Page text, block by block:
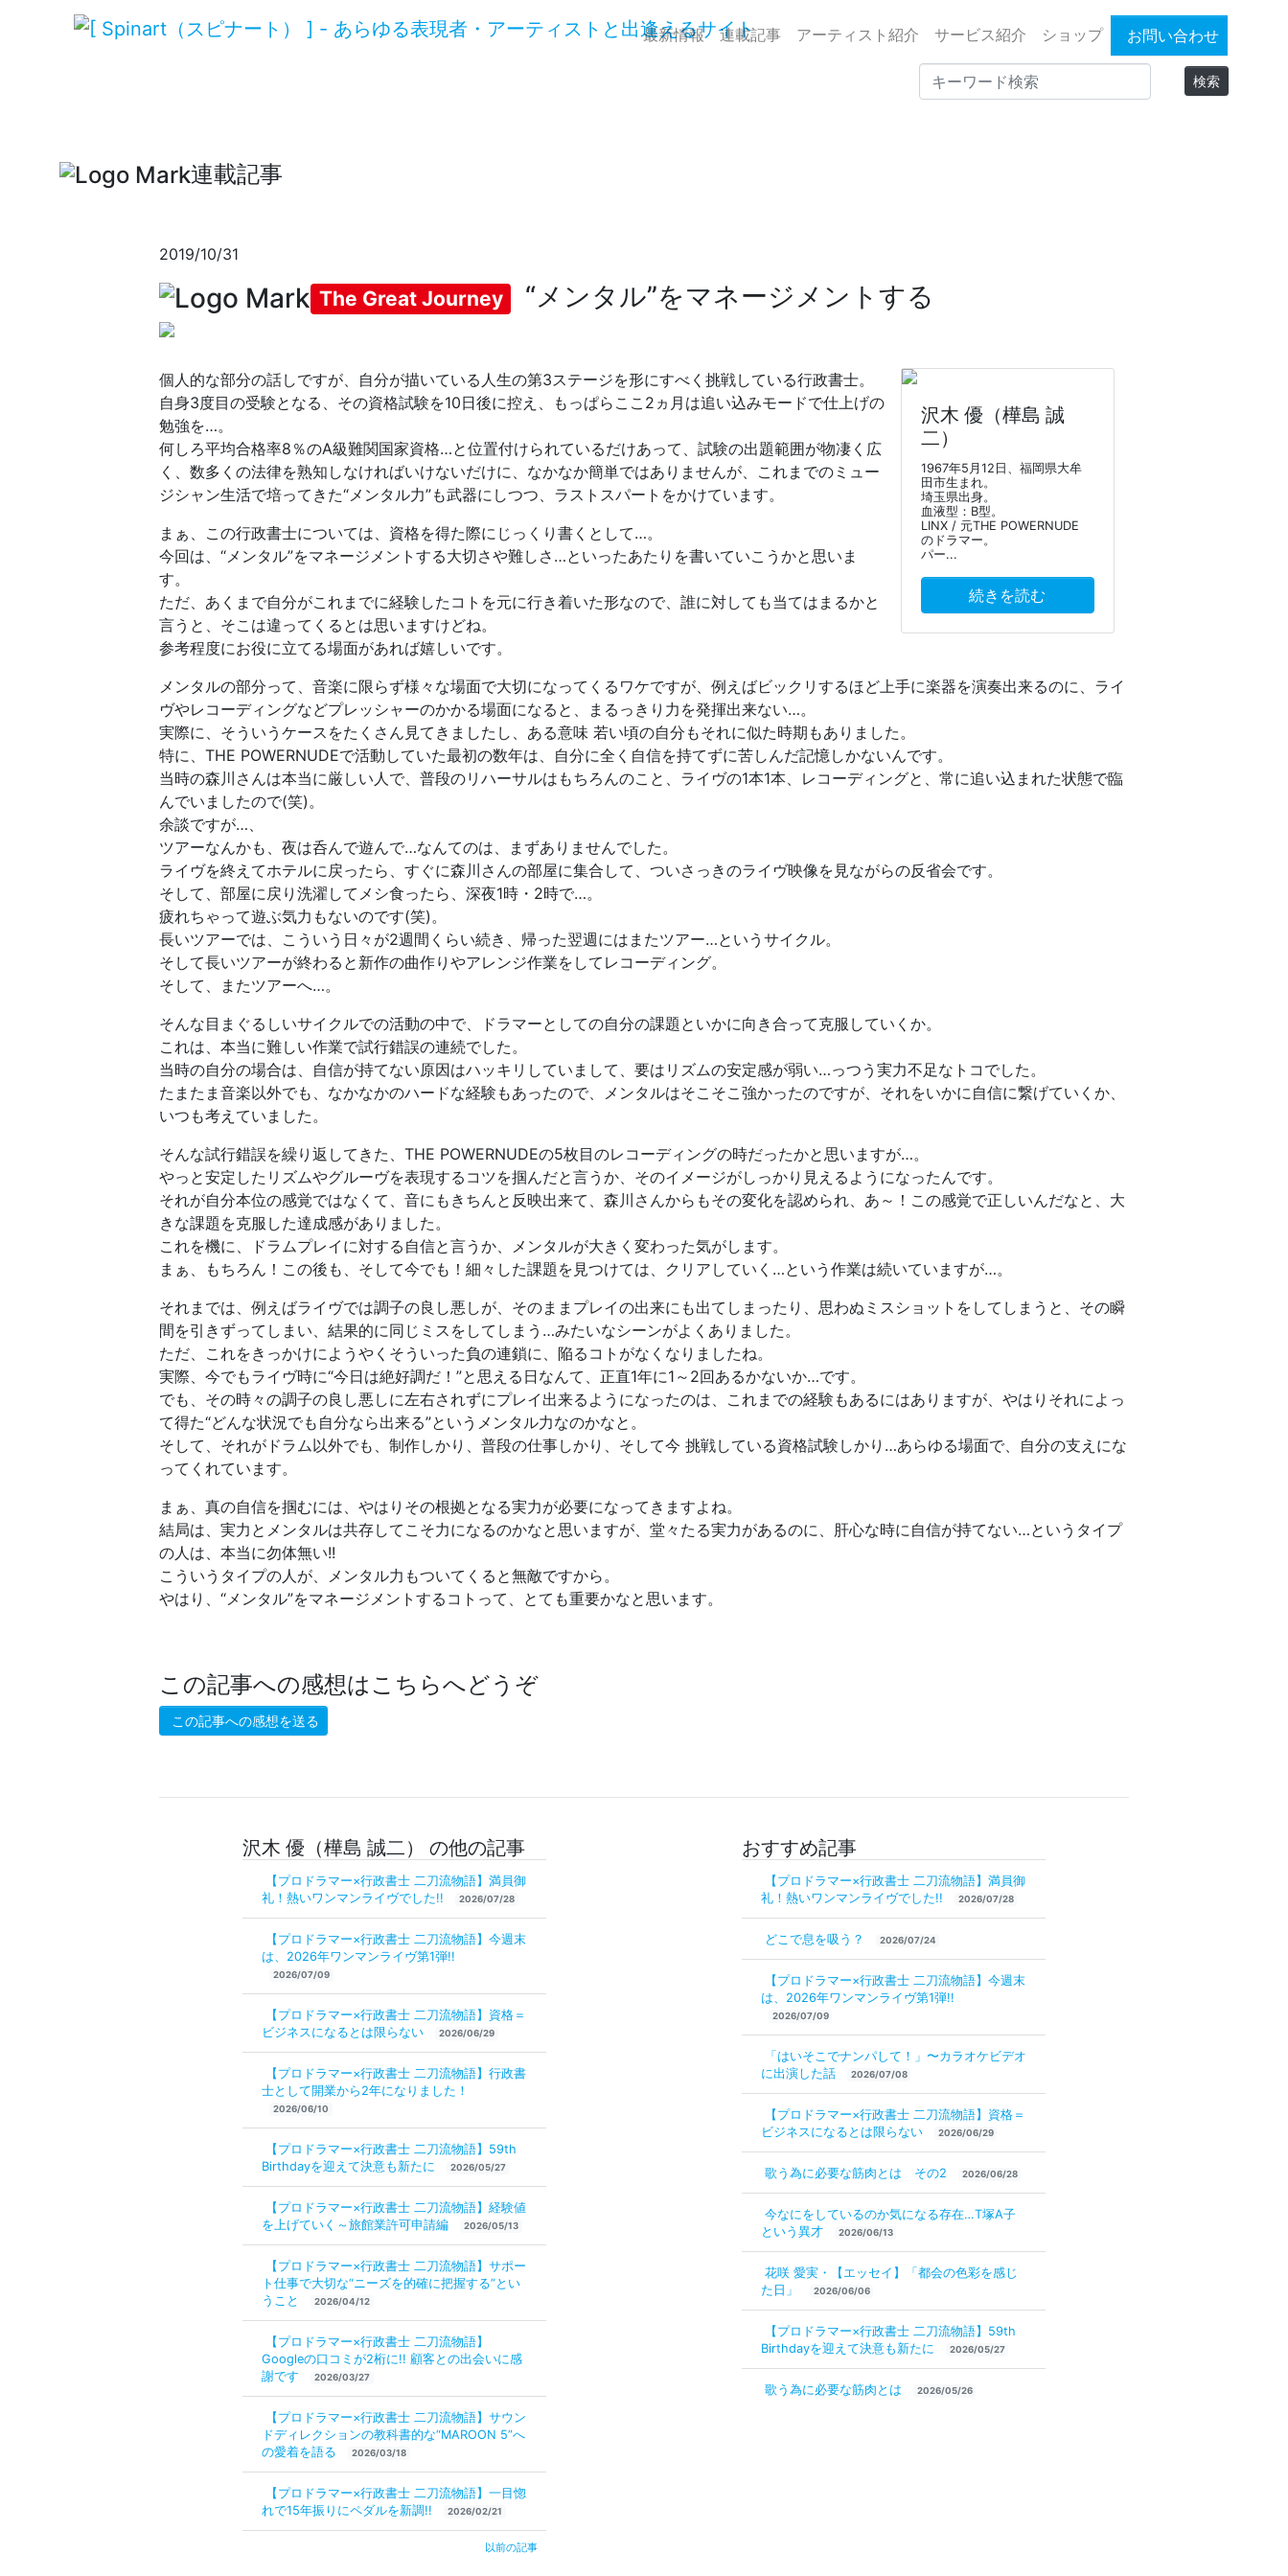
最新情報 連載記事 アーティスト紹介 サービス紹介 ショップ お問い合わせ
連載記事
2019/10/31
The Great Journey “メンタル”をマネージメントする
沢木 優（樺島 誠
二）
1967年5月12日、福岡県大牟
田市生まれ。
埼玉県出身。
血液型：B型。
LINX / 元THE POWERNUDE
のドラマー。
パー...
続きを読む
個人的な部分の話しですが、自分が描いている人生の第3ステージを形にすべく挑戦している行政書士。
自身3度目の受験となる、その資格試験を10日後に控え、もっぱらここ2ヵ月は追い込みモードで仕上げの
勉強を…。
何しろ平均合格率8％のA級難関国家資格…と位置付けられているだけあって、試験の出題範囲が物凄く広
く、数多くの法律を熟知しなければいけないだけに、なかなか簡単ではありませんが、これまでのミュー
ジシャン生活で培ってきた“メンタル力”も武器にしつつ、ラストスパートをかけています。
まぁ、この行政書士については、資格を得た際にじっくり書くとして…。
今回は、“メンタル”をマネージメントする大切さや難しさ…といったあたりを書いていこうかと思いま
す。
ただ、あくまで自分がこれまでに経験したコトを元に行き着いた形なので、誰に対しても当てはまるかと
言うと、そこは違ってくるとは思いますけどね。
参考程度にお役に立てる場面があれば嬉しいです。
メンタルの部分って、音楽に限らず様々な場面で大切になってくるワケですが、例えばビックリするほど上手に楽器を演奏出来るのに、ライ
ヴやレコーディングなどプレッシャーのかかる場面になると、まるっきり力を発揮出来ない…。
実際に、そういうケースをたくさん見てきましたし、ある意味 若い頃の自分もそれに似た時期もありました。
特に、THE POWERNUDEで活動していた最初の数年は、自分に全く自信を持てずに苦しんだ記憶しかないんです。
当時の森川さんは本当に厳しい人で、普段のリハーサルはもちろんのこと、ライヴの1本1本、レコーディングと、常に追い込まれた状態で臨
んでいましたので(笑)。
余談ですが…、
ツアーなんかも、夜は呑んで遊んで…なんてのは、まずありませんでした。
ライヴを終えてホテルに戻ったら、すぐに森川さんの部屋に集合して、ついさっきのライヴ映像を見ながらの反省会です。
そして、部屋に戻り洗濯してメシ食ったら、深夜1時・2時で…。
疲れちゃって遊ぶ気力もないのです(笑)。
長いツアーでは、こういう日々が2週間くらい続き、帰った翌週にはまたツアー…というサイクル。
そして長いツアーが終わると新作の曲作りやアレンジ作業をしてレコーディング。
そして、またツアーへ…。
そんな目まぐるしいサイクルでの活動の中で、ドラマーとしての自分の課題といかに向き合って克服していくか。
これは、本当に難しい作業で試行錯誤の連続でした。
当時の自分の場合は、自信が持てない原因はハッキリしていまして、要はリズムの安定感が弱い…っつう実力不足なトコでした。
たまたま音楽以外でも、なかなかのハードな経験もあったので、メンタルはそこそこ強かったのですが、それをいかに自信に繋げていくか、
いつも考えていました。
そんな試行錯誤を繰り返してきた、THE POWERNUDEの5枚目のレコーディングの時だったかと思いますが…。
やっと安定したリズムやグルーヴを表現するコツを掴んだと言うか、そのイメージがしっかり見えるようになったんです。
それが自分本位の感覚ではなくて、音にもきちんと反映出来て、森川さんからもその変化を認められ、あ～！この感覚で正しいんだなと、大
きな課題を克服した達成感がありました。
これを機に、ドラムプレイに対する自信と言うか、メンタルが大きく変わった気がします。
まぁ、もちろん！この後も、そして今でも！細々した課題を見つけては、クリアしていく…という作業は続いていますが…。
それまでは、例えばライヴでは調子の良し悪しが、そのままプレイの出来にも出てしまったり、思わぬミスショットをしてしまうと、その瞬
間を引きずってしまい、結果的に同じミスをしてしまう…みたいなシーンがよくありました。
ただ、これをきっかけにようやくそういった負の連鎖に、陥るコトがなくなりましたね。
実際、今でもライヴ時に“今日は絶好調だ！”と思える日なんて、正直1年に1～2回あるかないか…です。
でも、その時々の調子の良し悪しに左右されずにプレイ出来るようになったのは、これまでの経験もあるにはありますが、やはりそれによっ
て得た“どんな状況でも自分なら出来る”というメンタル力なのかなと。
そして、それがドラム以外でも、制作しかり、普段の仕事しかり、そして今 挑戦している資格試験しかり…あらゆる場面で、自分の支えにな
ってくれています。
まぁ、真の自信を掴むには、やはりその根拠となる実力が必要になってきますよね。
結局は、実力とメンタルは共存してこそ力になるのかなと思いますが、堂々たる実力があるのに、肝心な時に自信が持てない…というタイプ
の人は、本当に勿体無い!!
こういうタイプの人が、メンタル力もついてくると無敵ですから。
やはり、“メンタル”をマネージメントするコトって、とても重要かなと思います。
この記事への感想はこちらへどうぞ
この記事への感想を送る
沢木 優（樺島 誠二） の他の記事
【プロドラマー×行政書士 二刀流物語】満員御
礼！熱いワンマンライヴでした!!
2026/07/28
【プロドラマー×行政書士 二刀流物語】今週末
は、2026年ワンマンライヴ第1弾!!
2026/07/09
【プロドラマー×行政書士 二刀流物語】資格＝
ビジネスになるとは限らない
2026/06/29
【プロドラマー×行政書士 二刀流物語】行政書
士として開業から2年になりました！
2026/06/10
【プロドラマー×行政書士 二刀流物語】59th
Birthdayを迎えて決意も新たに
2026/05/27
【プロドラマー×行政書士 二刀流物語】経験値
を上げていく～旅館業許可申請編
2026/05/13
【プロドラマー×行政書士 二刀流物語】サポー
ト仕事で大切な“ニーズを的確に把握する”とい
うこと
2026/04/12
【プロドラマー×行政書士 二刀流物語】
Googleの口コミが2桁に!! 顧客との出会いに感
謝です
2026/03/27
【プロドラマー×行政書士 二刀流物語】サウン
ドディレクションの教科書的な“MAROON 5”へ
の愛着を語る
2026/03/18
【プロドラマー×行政書士 二刀流物語】一目惚
れで15年振りにペダルを新調!!
2026/02/21
以前の記事
おすすめ記事
【プロドラマー×行政書士 二刀流物語】満員御
礼！熱いワンマンライヴでした!!
2026/07/28
どこで息を吸う？ 2026/07/24
【プロドラマー×行政書士 二刀流物語】今週末
は、2026年ワンマンライヴ第1弾!!
2026/07/09
「はいそこでナンパして！」〜カラオケビデオ
に出演した話
2026/07/08
【プロドラマー×行政書士 二刀流物語】資格＝
ビジネスになるとは限らない
2026/06/29
歌う為に必要な筋肉とは その2 2026/06/28
今なにをしているのか気になる存在…T塚A子
という異才
2026/06/13
花咲 愛実・【エッセイ】「都会の色彩を感じ
た日」
2026/06/06
【プロドラマー×行政書士 二刀流物語】59th
Birthdayを迎えて決意も新たに
2026/05/27
歌う為に必要な筋肉とは 2026/05/26